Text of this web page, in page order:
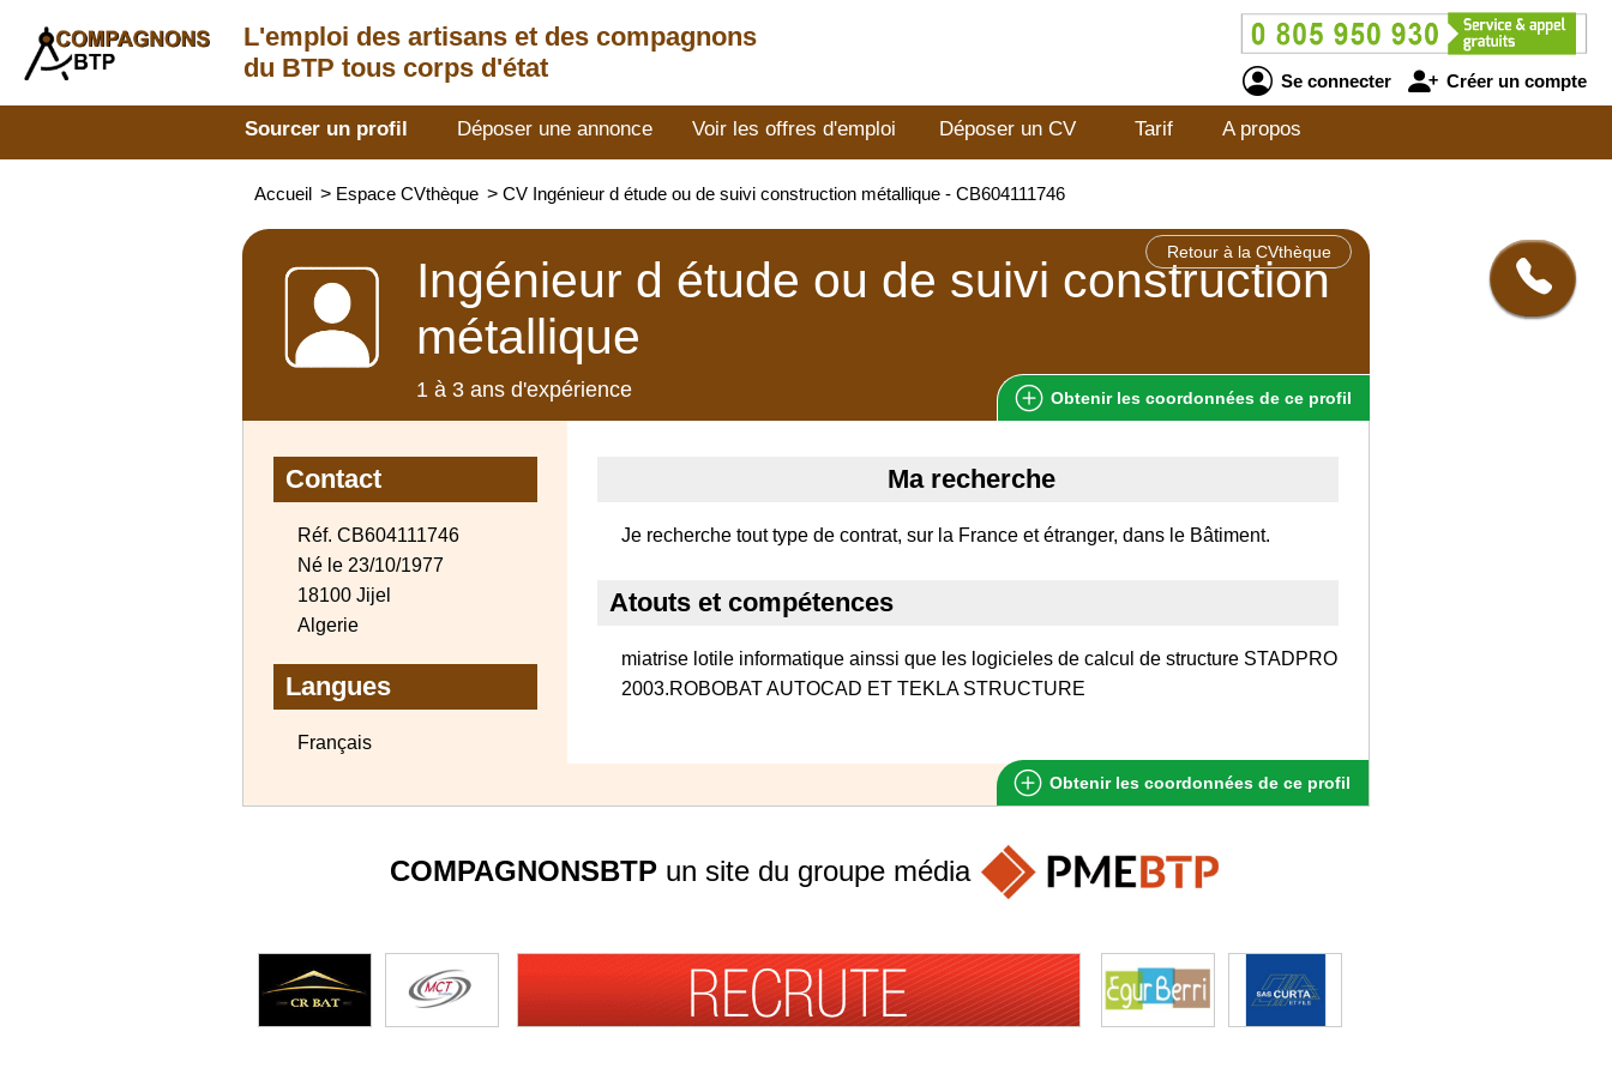
L'emploi des artisans et des compagnons
du BTP tous corps d'état
Se connecter Créer un compte
Sourcer un profil Déposer une annonce Voir les offres d'emploi Déposer un CV Tarif A propos
Accueil > Espace CVthèque > CV Ingénieur d étude ou de suivi construction métallique - CB604111746
Retour à la CVthèque
Ingénieur d étude ou de suivi construction
métallique
1 à 3 ans d'expérience Obtenir les coordonnées de ce profil
Contact
Réf. CB604111746
Né le 23/10/1977
18100 Jijel
Algerie
Langues
Français
Ma recherche
Je recherche tout type de contrat, sur la France et étranger, dans le Bâtiment.
Atouts et compétences
miatrise lotile informatique ainssi que les logicieles de calcul de structure STADPRO
2003.ROBOBAT AUTOCAD ET TEKLA STRUCTURE
Obtenir les coordonnées de ce profil
COMPAGNONSBTP un site du groupe média